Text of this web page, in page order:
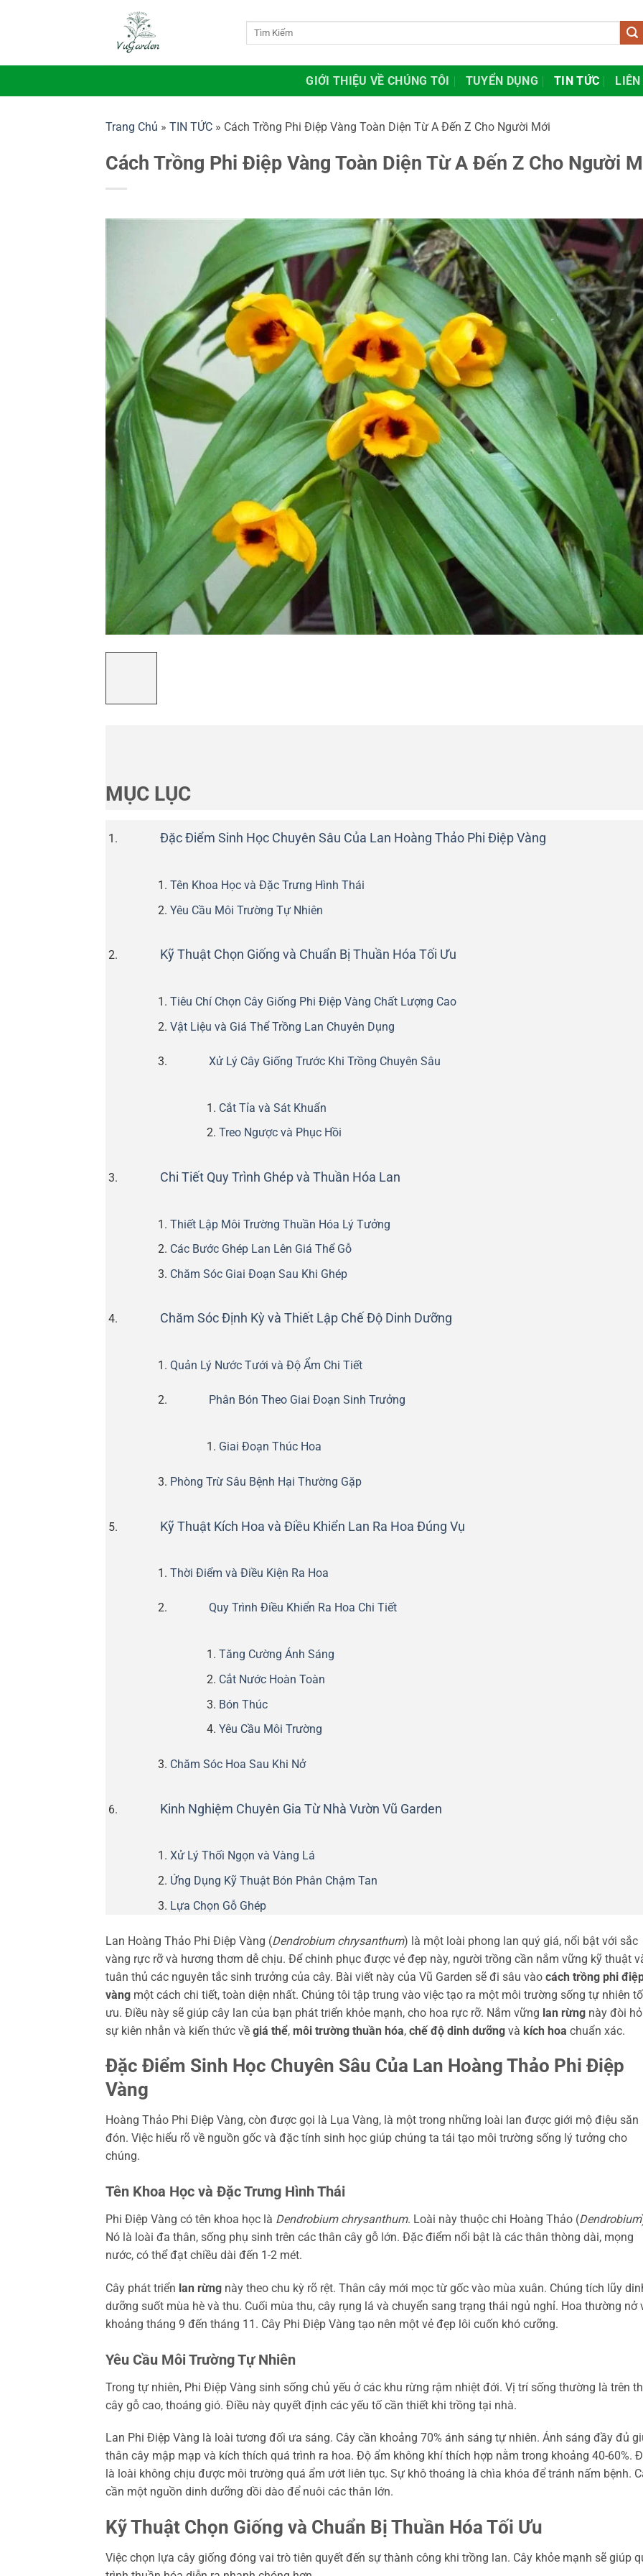
dung
GIỚI THIỆU VỀ CHÚNG TÔI TUYỂN DỤNG TIN TỨC LIÊN
Trang Chủ » TIN TỨC » Cách Trồng Phi Điệp Vàng Toàn Diện Từ A Đến Z Cho Người Mới
Cách Trồng Phi Điệp Vàng Toàn Diện Từ A Đến Z Cho Người
MỤC LỤC
Đặc Điểm Sinh Học Chuyên Sâu Của Lan Hoàng Thảo Phi Điệp Vàng
Tên Khoa Học và Đặc Trưng Hình Thái
Yêu Cầu Môi Trường Tự Nhiên
Kỹ Thuật Chọn Giống và Chuẩn Bị Thuần Hóa Tối Ưu
Tiêu Chí Chọn Cây Giống Phi Điệp Vàng Chất Lượng Cao
Vật Liệu và Giá Thể Trồng Lan Chuyên Dụng
Xử Lý Cây Giống Trước Khi Trồng Chuyên Sâu
Cắt Tỉa và Sát Khuẩn
Treo Ngược và Phục Hồi
Chi Tiết Quy Trình Ghép và Thuần Hóa Lan
Thiết Lập Môi Trường Thuần Hóa Lý Tưởng
Các Bước Ghép Lan Lên Giá Thể Gỗ
Chăm Sóc Giai Đoạn Sau Khi Ghép
Chăm Sóc Định Kỳ và Thiết Lập Chế Độ Dinh Dưỡng
Quản Lý Nước Tưới và Độ Ẩm Chi Tiết
Phân Bón Theo Giai Đoạn Sinh Trưởng
Giai Đoạn Thúc Hoa
Phòng Trừ Sâu Bệnh Hại Thường Gặp
Kỹ Thuật Kích Hoa và Điều Khiển Lan Ra Hoa Đúng Vụ
Thời Điểm và Điều Kiện Ra Hoa
Quy Trình Điều Khiển Ra Hoa Chi Tiết
Tăng Cường Ánh Sáng
Cắt Nước Hoàn Toàn
Bón Thúc
Yêu Cầu Môi Trường
Chăm Sóc Hoa Sau Khi Nở
Kinh Nghiệm Chuyên Gia Từ Nhà Vườn Vũ Garden
Xử Lý Thối Ngọn và Vàng Lá
Ứng Dụng Kỹ Thuật Bón Phân Chậm Tan
Lựa Chọn Gỗ Ghép
Lan Hoàng Thảo Phi Điệp Vàng (Dendrobium chrysanthum) là một loài phong lan quý giá, nổi bật với sắc
vàng rực rỡ và hương thơm dễ chịu. Để chinh phục được vẻ đẹp này, người trồng cần nắm vững kỹ thuật
tuân thủ các nguyên tắc sinh trưởng của cây. Bài viết này của Vũ Garden sẽ đi sâu vào cách trồng phi
vàng một cách chi tiết, toàn diện nhất. Chúng tôi tập trung vào việc tạo ra một môi trường sống tự nhiên
ưu. Điều này sẽ giúp cây lan của bạn phát triển khỏe mạnh, cho hoa rực rỡ. Nắm vững lan rừng này đòi
sự kiên nhẫn và kiến thức về giá thể, môi trường thuần hóa, chế độ dinh dưỡng và kích hoa chuẩn xác.
Đặc Điểm Sinh Học Chuyên Sâu Của Lan Hoàng Thảo Phi Điệp
Vàng
Hoàng Thảo Phi Điệp Vàng, còn được gọi là Lụa Vàng, là một trong những loài lan được giới mộ điệu săn
đón. Việc hiểu rõ về nguồn gốc và đặc tính sinh học giúp chúng ta tái tạo môi trường sống lý tưởng cho
chúng.
Tên Khoa Học và Đặc Trưng Hình Thái
Phi Điệp Vàng có tên khoa học là Dendrobium chrysanthum. Loài này thuộc chi Hoàng Thảo (Dendrobium
Nó là loài đa thân, sống phụ sinh trên các thân cây gỗ lớn. Đặc điểm nổi bật là các thân thòng dài, mọng
nước, có thể đạt chiều dài đến 1-2 mét.
Cây phát triển lan rừng này theo chu kỳ rõ rệt. Thân cây mới mọc từ gốc vào mùa xuân. Chúng tích lũy
dưỡng suốt mùa hè và thu. Cuối mùa thu, cây rụng lá và chuyển sang trạng thái ngủ nghỉ. Hoa thường nở
khoảng tháng 9 đến tháng 11. Cây Phi Điệp Vàng tạo nên một vẻ đẹp lôi cuốn khó cưỡng.
Yêu Cầu Môi Trường Tự Nhiên
Trong tự nhiên, Phi Điệp Vàng sinh sống chủ yếu ở các khu rừng rậm nhiệt đới. Vị trí sống thường là trên
cây gỗ cao, thoáng gió. Điều này quyết định các yếu tố cần thiết khi trồng tại nhà.
Lan Phi Điệp Vàng là loài tương đối ưa sáng. Cây cần khoảng 70% ánh sáng tự nhiên. Ánh sáng đầy đủ
thân cây mập mạp và kích thích quá trình ra hoa. Độ ẩm không khí thích hợp nằm trong khoảng 40-60%.
là loài không chịu được môi trường quá ẩm ướt liên tục. Sự khô thoáng là chìa khóa để tránh nấm bệnh.
cần một nguồn dinh dưỡng dồi dào để nuôi các thân lớn.
Kỹ Thuật Chọn Giống và Chuẩn Bị Thuần Hóa Tối Ưu
Việc chọn lựa cây giống đóng vai trò tiên quyết đến sự thành công khi trồng lan. Cây khỏe mạnh sẽ giúp